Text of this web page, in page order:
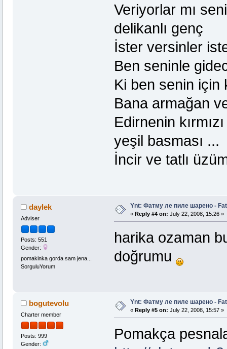
Veriyorlar mı
delikanlı genç
İster versinler
Ben seninle
Ki ben senin için
Bana armağan
Edirnenin kırmızı
yeşil basması ...
İncir ve tatlı
daylek
Adviser
Posts: 551
Gender:
pomakinka gorda sam jena...
SorguluYorum
Ynt: Фатму ле пиле шарено -
« Reply #4 on: July 22, 2008, 15:26 »
harika ozaman
doğrumu
bogutevolu
Charter member
Posts: 999
Gender:
Ynt: Фатму ле пиле шарено -
« Reply #5 on: July 22, 2008, 15:57 »
Pomakça